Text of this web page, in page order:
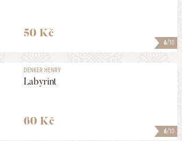
6/10
50 Kč
6/10
DENKER HENRY
Labyrint
60 Kč